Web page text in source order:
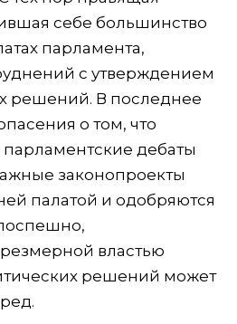
себе большинство
парламента,
с утверждением
решений. В последнее
о том, что
парламентские дебаты
законопроекты
палатой и одобряются
властью
решений может